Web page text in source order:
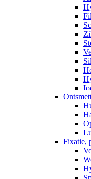
Fixatie,